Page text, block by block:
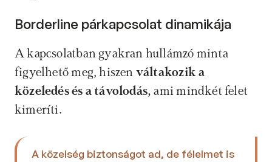
Borderline párkapcsolat dinamikája
A kapcsolatban gyakran hullámzó minta
figyelhető meg, hiszen váltakozik a
közeledés és a távolodás, ami mindkét felet
kimeríti.
A közelség biztonságot ad, de félelmet is